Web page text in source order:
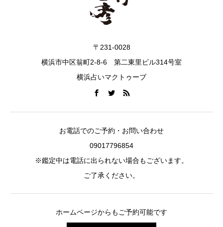
〒231-0028
横浜市中区翁町2-8-6 第二東里ビル314号室
横浜占いマクトゥーブ
お電話でのご予約・お問い合わせ
09017796854
※鑑定中は電話に出られない場合もございます。
ご了承ください。
ホームページからもご予約可能です